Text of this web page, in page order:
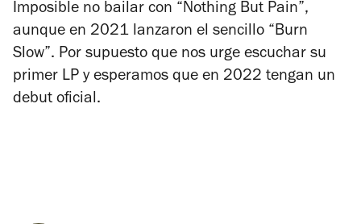
Imposible no bailar con “Nothing But Pain”,
aunque en 2021 lanzaron el sencillo “Burn
Slow”. Por supuesto que nos urge escuchar su
primer LP y esperamos que en 2022 tengan un
debut oficial.